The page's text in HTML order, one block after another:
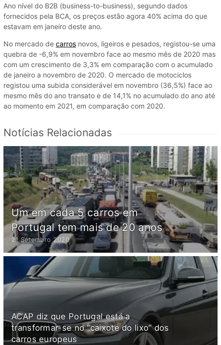
Ano nível do B2B (business-to-business), segundo dados
fornecidos pela BCA, os preços estão agora 40% acima do que
estavam em janeiro deste ano.
No mercado de carros novos, ligeiros e pesados, registou-se uma
quebra de -6,9% em novembro face ao mesmo mês de 2020 mas
com um crescimento de 3,3% em comparação com o acumulado
de janeiro a novembro de 2020. O mercado de motociclos
registou uma subida considerável em novembro (36,5%) face ao
mesmo mês do ano transato e de 14,1% no acumulado do ano até
ao momento em 2021, em comparação com 2020.
Notícias Relacionadas
Um em cada 5 carros em
Portugal tem mais de 20 anos
21 Setembro 2020
ACAP diz que Portugal está a
transformar-se no “caixote do lixo” dos
carros europeus